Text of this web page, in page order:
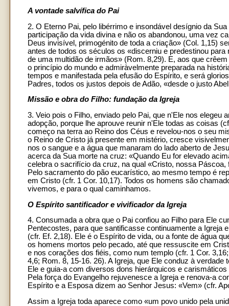
A vontade salvífica do Pai
2. O Eterno Pai, pelo libérrimo e insondável desígnio da
participação da vida divina e não os abandonou, uma vez
Deus invisível, primogénito de toda a criação» (Col. 1,15)
antes de todos os séculos os «discerniu e predestinou
de uma multidão de irmãos» (Rom. 8,29). E, aos que
o princípio do mundo e admiràvelmente preparada na
tempos e manifestada pela efusão do Espírito, e será
Padres, todos os justos depois de Adão, «desde o justo
Missão e obra do Filho: fundação da Igreja
3. Veio pois o Filho, enviado pelo Pai, que n'Ele nos
adopção, porque lhe aprouve reunir n'Ele todas as coisas
começo na terra ao Reino dos Céus e revelou-nos o seu
o Reino de Cristo já presente em mistério, cresce
nos o sangue e a água que manaram do lado aberto de
acerca da Sua morte na cruz: «Quando Eu for elevado
celebra o sacrifício da cruz, na qual «Cristo, nossa
Pelo sacramento do pão eucarístico, ao mesmo tempo é
em Cristo (cfr. 1 Cor. 10,17). Todos os homens são
vivemos, e para o qual caminhamos.
O Espírito santificador e vivificador da Igreja
4. Consumada a obra que o Pai confiou ao Filho para Ele
Pentecostes, para que santificasse continuamente a
(cfr. Ef. 2,18). Ele é o Espírito de vida, ou a fonte de água
os homens mortos pelo pecado, até que ressuscite em
e nos corações dos fiéis, como num templo (cfr. 1 Cor.
4,6; Rom. 8, 15-16. 26). A Igreja, que Ele conduz à
Ele e guia-a com diversos dons hierárquicos e
Pela força do Evangelho rejuvenesce a Igreja e renova-a
Espírito e a Esposa dizem ao Senhor Jesus: «Vem» (cfr.
Assim a Igreja toda aparece como «um povo unido pela